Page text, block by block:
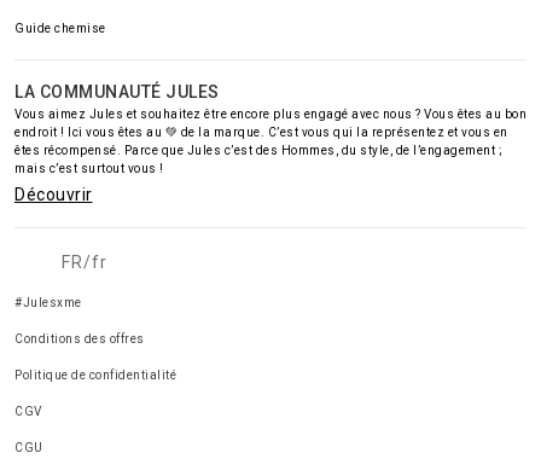
Guide chemise
LA COMMUNAUTÉ JULES
Vous aimez Jules et souhaitez être encore plus engagé avec nous ? Vous êtes au bon
endroit ! Ici vous êtes au 💚 de la marque. C’est vous qui la représentez et vous en
êtes récompensé. Parce que Jules c’est des Hommes, du style, de l’engagement ;
mais c’est surtout vous !
Découvrir
FR/fr
#Julesxme
Conditions des offres
Politique de confidentialité
CGV
CGU